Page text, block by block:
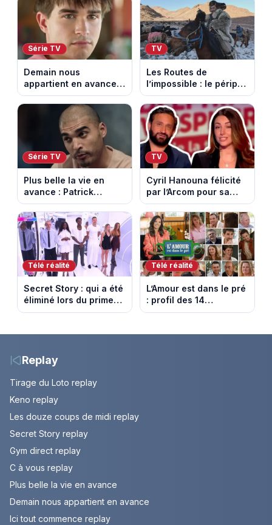
sur-Rhône et le Mont
Ventoux
Série TV
Demain nous
appartient en avance:
Samuel perd le
contrôle. Episode du 10
août 2026.
TV
Les Routes de
l’impossible : le périple
glacial d’une famille
nomade en Mongolie
Série TV
Plus belle la vie en
avance : Patrick
Nebout est-il mort ?
Episode du 10 août
2026 (spoiler)
TV
Cyril Hanouna félicité
par l’Arcom pour sa
maîtrise de l’antenne
face aux propos de
Delphine Wespiser sur
le cancer
Télé réalité
Secret Story : qui a été
éliminé lors du prime
du 6 août 2026 sur
Télé réalité
L’Amour est dans le pré
: profil des 14
agriculteurs, speed
nouvelles histoires
Replay
Tirage du Loto replay
Keno replay
Les douze coups de midi replay
Secret Story replay
Gym direct replay
C à vous replay
Plus belle la vie en avance
Demain nous appartient en avance
Ici tout commence replay